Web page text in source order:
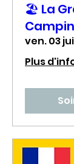
🏖️ La
ven. 03
Plus